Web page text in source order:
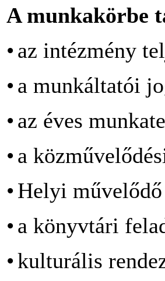
A munkakörbe
•az intézmény
•a munkáltatói
•az éves
•a
•Helyi művelődő
•a könyvtári
•kulturális